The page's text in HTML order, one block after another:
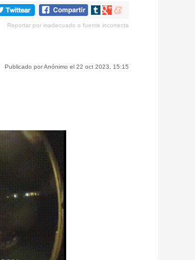
Compartir
tumblr
Compartir
Google+
Compartir
meneame
Reportar por inadecuado o fuente incorrecta
Publicado por Anónimo el 22 oct 2023, 15:15